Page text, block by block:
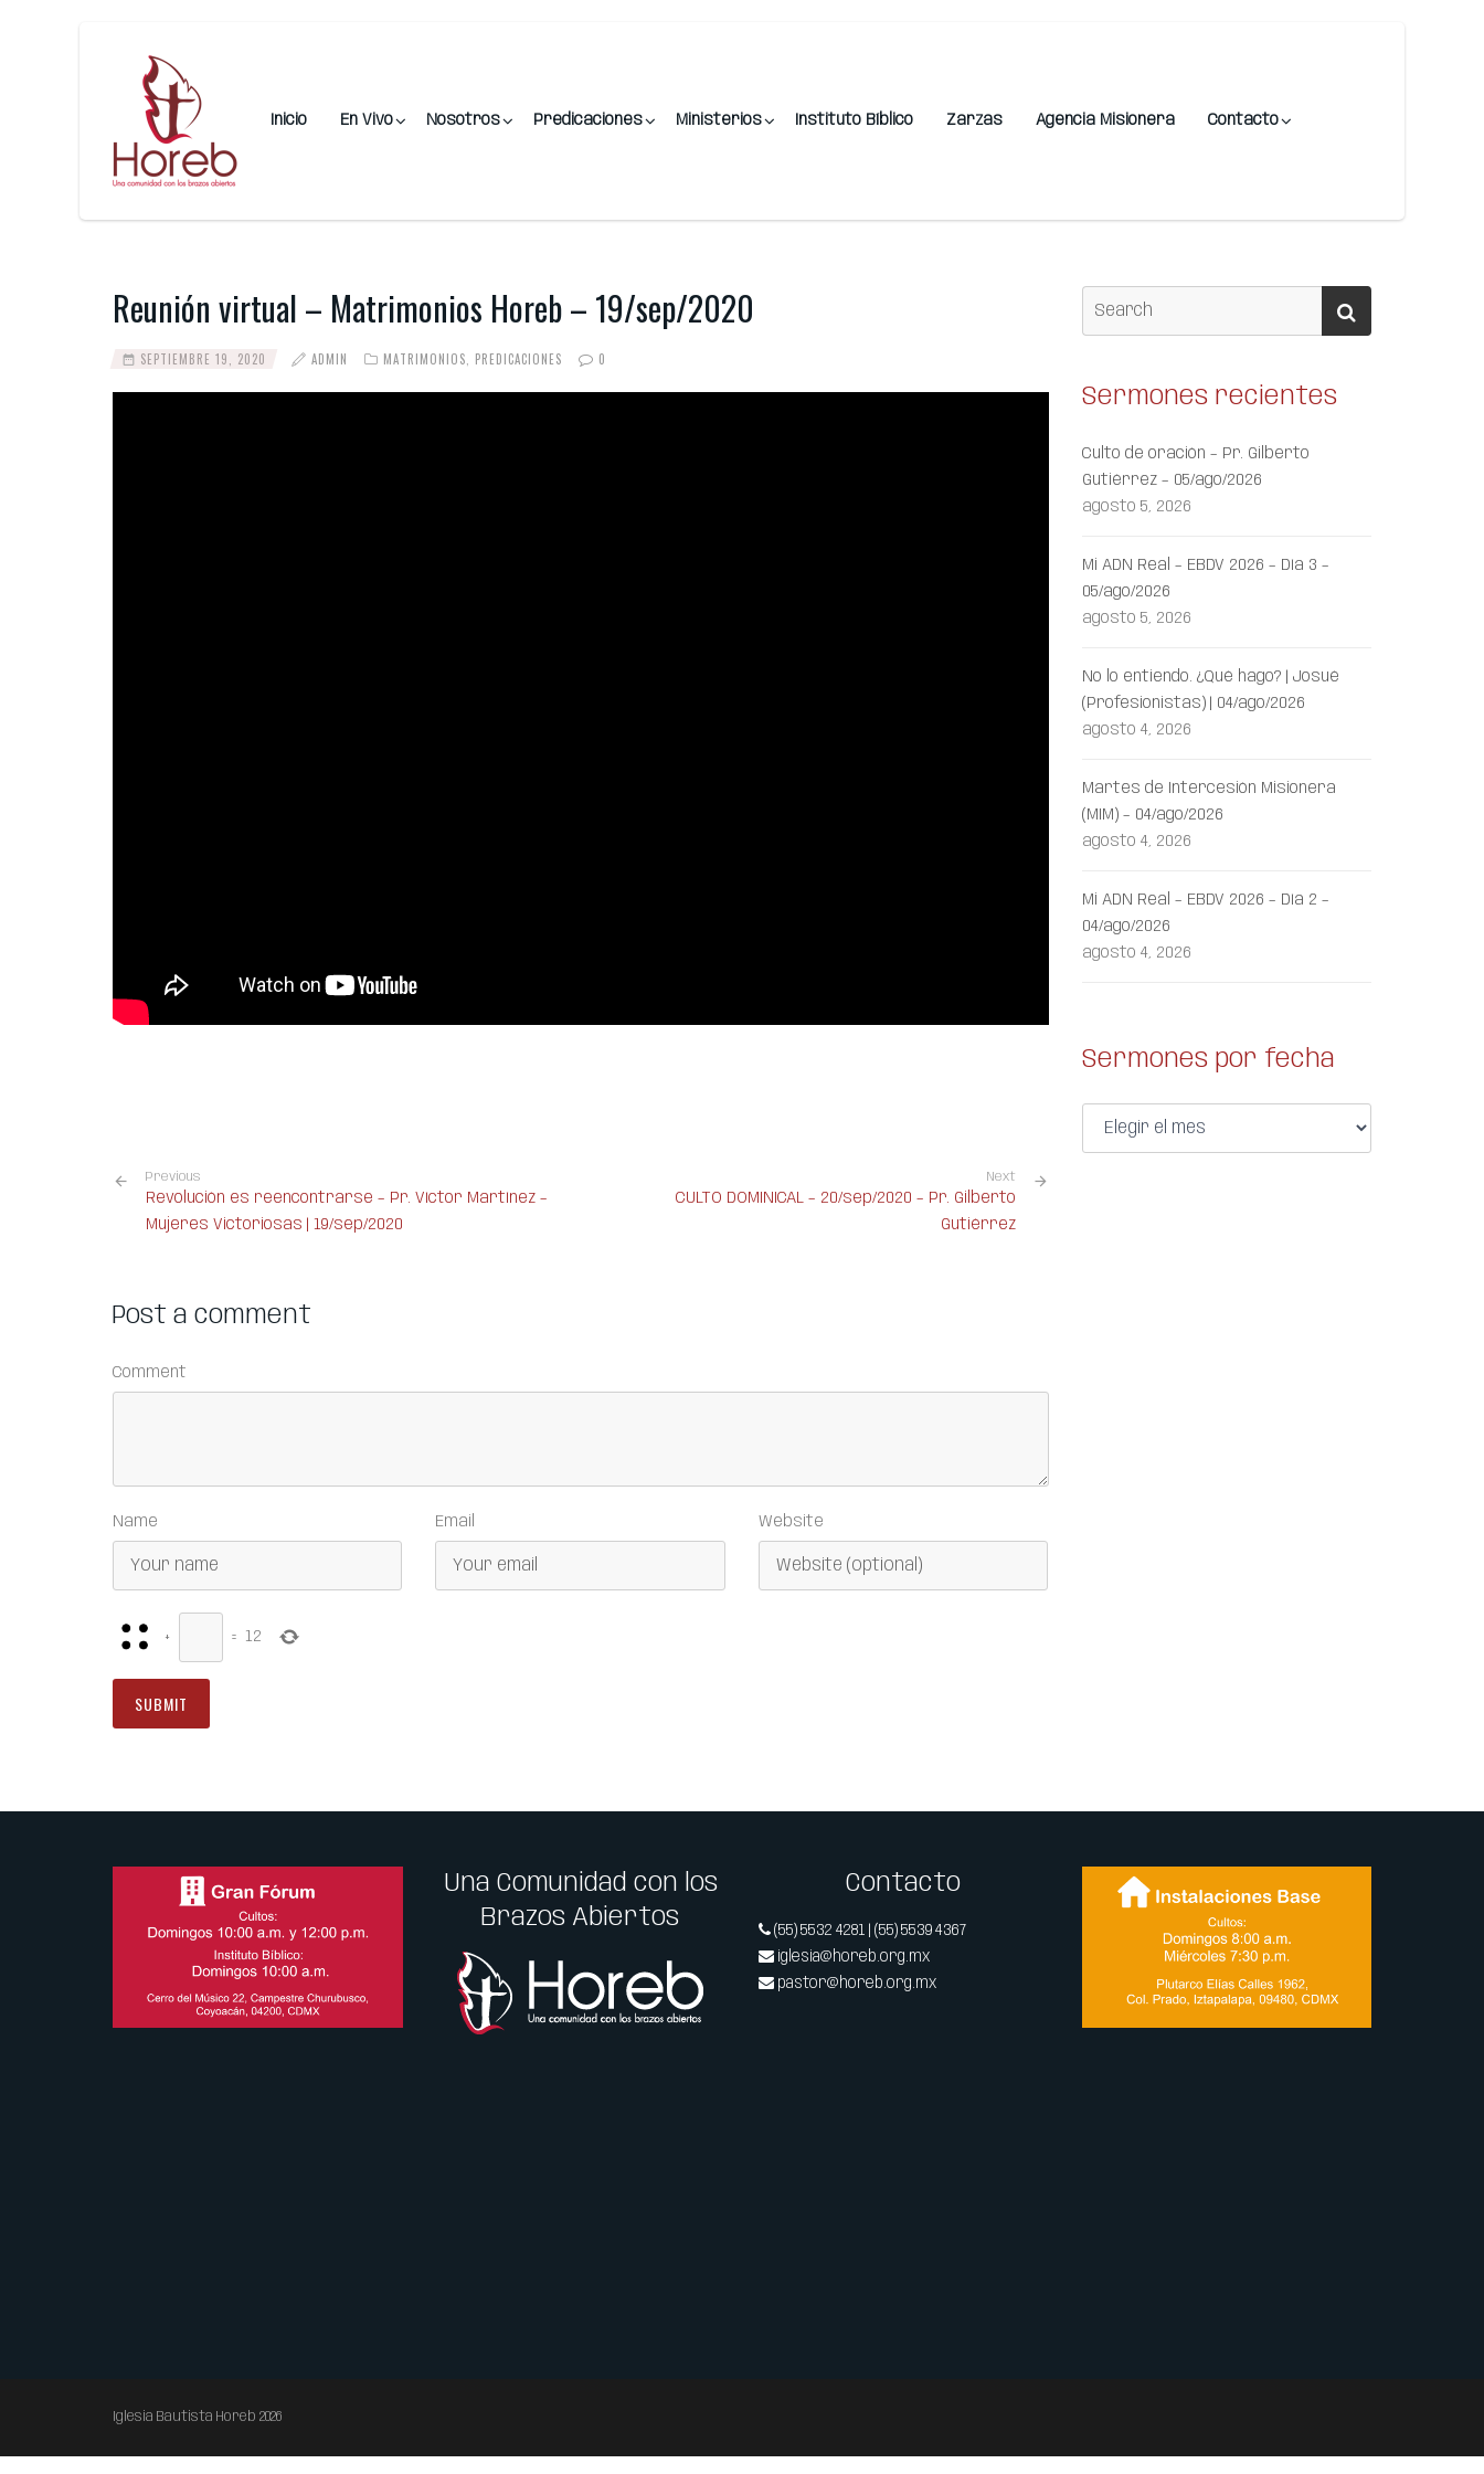
Inicio En Vivo Nosotros Predicaciones Ministerios Instituto Bíblico Zarzas Agencia Misionera Contacto
Reunión virtual – Matrimonios Horeb – 19/sep/2020
SEPTIEMBRE 19, 2020 ADMIN MATRIMONIOS PREDICACIONES 0
Previous
Revolución es reencontrarse – Pr. Víctor Martínez –
Mujeres Victoriosas | 19/sep/2020
Next
CULTO DOMINICAL – 20/sep/2020 – Pr. Gilberto
Gutiérrez
Post a comment
Comment
Name Email Website
+ = 12
Sermones recientes
Culto de oración – Pr. Gilberto
Gutiérrez – 05/ago/2026
agosto 5, 2026
Mi ADN Real – EBDV 2026 – Día 3 –
05/ago/2026
agosto 5, 2026
No lo entiendo. ¿Qué hago? | Josué
(Profesionistas) | 04/ago/2026
agosto 4, 2026
Martes de Intercesión Misionera
(MIM) – 04/ago/2026
agosto 4, 2026
Mi ADN Real – EBDV 2026 – Día 2 –
04/ago/2026
agosto 4, 2026
Sermones por fecha
Una Comunidad con los
Brazos Abiertos
Contacto
(55) 5532 4281 | (55) 5539 4367
iglesia@horeb.org.mx
pastor@horeb.org.mx
Iglesia Bautista Horeb 2026